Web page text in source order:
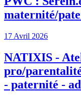
maternité/
17 Avril 2026
NATIXIS -
pro/
- paternité -